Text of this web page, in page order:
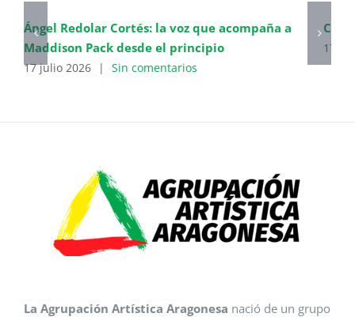
Ángel Redolar Cortés: la voz que acompaña a
Maddison Pack desde el principio
17 julio 2026 | Sin comentarios
17
La Agrupación Artística Aragonesa nació de un grupo